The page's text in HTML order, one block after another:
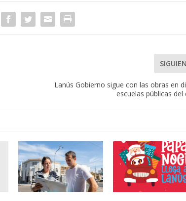
Lanús Gobierno sigue con las obras en
escuelas públicas del